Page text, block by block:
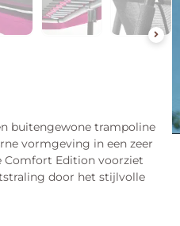
buitengewone trampoline
vormgeving in een zeer
Comfort Edition voorziet
door het stijlvolle